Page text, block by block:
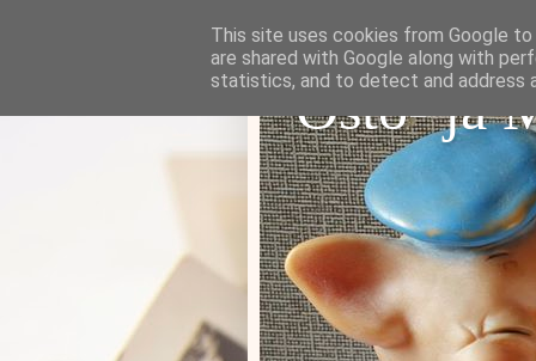
Osto- ja
This site uses cookies from Google
are shared with Google along with
statistics, and to detect and address